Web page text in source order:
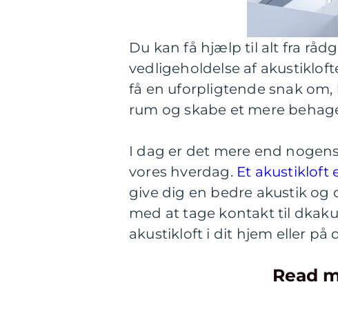
Du kan få hjælp til alt fra
vedligeholdelse af
få en uforpligtende snak
rum og skabe et mere
I dag er det mere end
vores hverdag. Et akustikloft
give dig en bedre akustik og
med at tage kontakt til
akustikloft i dit hjem eller på
Read